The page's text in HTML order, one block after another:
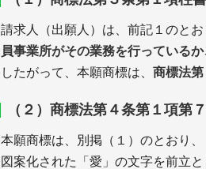
請求人（出願人）は、前記１のとお
員事業所がその業務を行っている
したがって、本願商標は、 商標法
（２）商標法第４条第１項第
本願商標は、別掲（１）のとおり、
図案化された「愛」の文字を前立